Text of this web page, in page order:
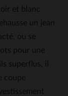
et blanc
un jean
ou se
pour une
superflus, il
coupe